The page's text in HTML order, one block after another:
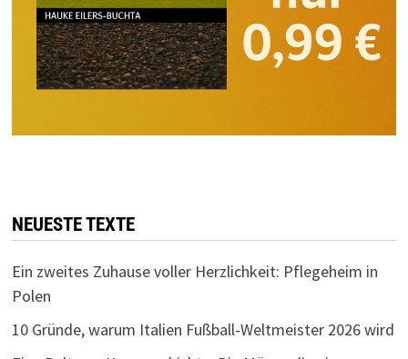
NEUESTE TEXTE
Ein zweites Zuhause voller Herzlichkeit: Pflegeheim in
Polen
10 Gründe, warum Italien Fußball-Weltmeister 2026 wird